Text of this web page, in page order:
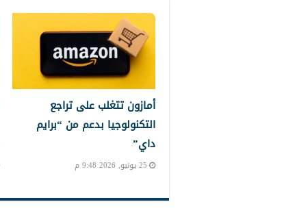
أمازون تتغلب على تراجع
التكنولوجيا بدعم من “برايم
داي”
25 يونيو, 2026 9:48 م